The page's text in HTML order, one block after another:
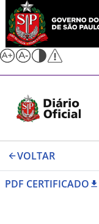
VOLTAR
PDF CERTIFICADO